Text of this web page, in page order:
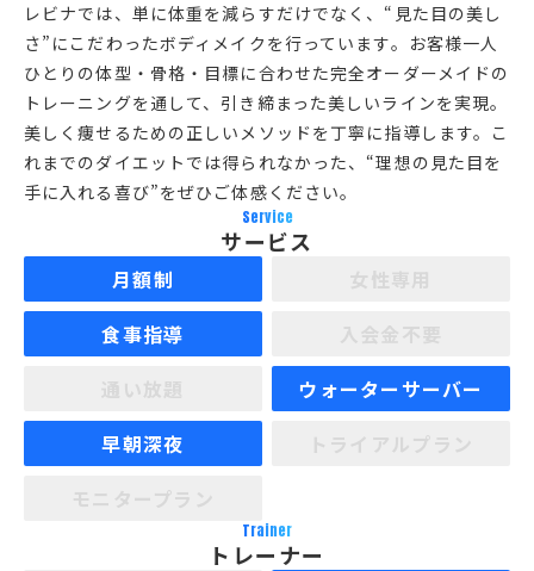
レビナでは、単に体重を減らすだけでなく、“見た目の美し
さ”にこだわったボディメイクを行っています。お客様一人
ひとりの体型・骨格・目標に合わせた完全オーダーメイドの
トレーニングを通して、引き締まった美しいラインを実現。
美しく痩せるための正しいメソッドを丁寧に指導します。こ
れまでのダイエットでは得られなかった、“理想の見た目を
手に入れる喜び”をぜひご体感ください。
Service
サービス
月額制
食事指導
ウォーターサーバー
早朝深夜
Trainer
トレーナー